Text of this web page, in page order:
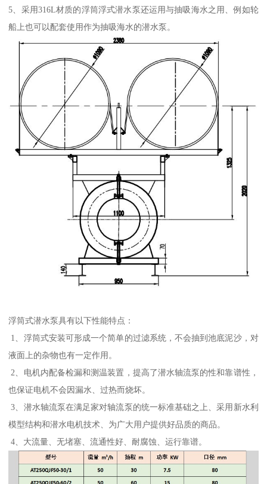
5、采用316L材质的浮筒浮式潜水泵还运用与抽吸海水之用、例如轮
船上也可以配套使用作为抽吸海水的潜水泵。
浮筒式潜水泵具有以下性能特点：
1、浮筒式安装可形成一个简单的过滤系统，不会抽到池底泥沙，对
液面上的杂物也有一定作用。
2、电机内配备检漏和测温装置，提高了潜水轴流泵的性和靠谱性，
也保证电机不会因漏水、过热而烧坏。
3、潜水轴流泵在满足家对轴流泵的统一标准基础之上、采用新水利
模型结构和潜水电机技术、为广大用户提供好品质的商品。
4、大流量、无堵塞、流通性好、耐腐蚀、运行靠谱。